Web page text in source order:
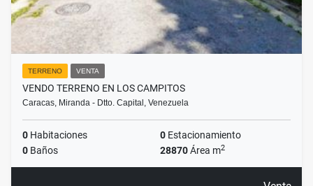
TERRENO VENTA
VENDO TERRENO EN LOS CAMPITOS
Caracas, Miranda - Dtto. Capital, Venezuela
0 Habitaciones 0 Estacionamiento
0 Baños 28870Área m2